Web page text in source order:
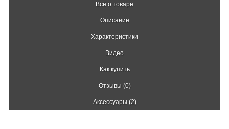
Всё о товаре
Описание
Характеристики
Видео
Как купить
Отзывы (0)
Аксессуары (2)